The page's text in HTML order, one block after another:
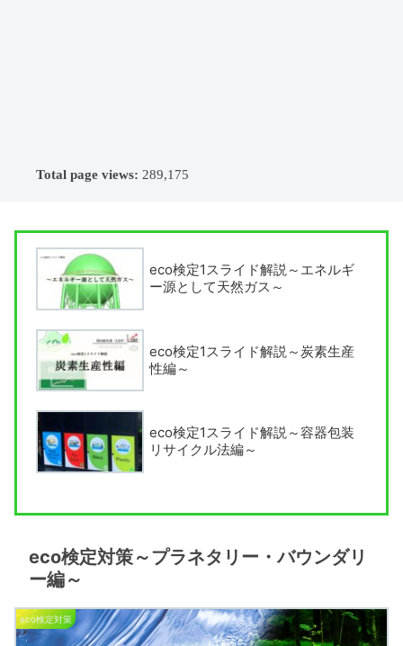
Total page views: 289,175
eco検定1スライド解説～エネルギ
ー源として天然ガス～
eco検定1スライド解説～炭素生産
性編～
eco検定1スライド解説～容器包装
リサイクル法編～
eco検定対策～プラネタリー・バウンダリ
ー編～
eco検定対策